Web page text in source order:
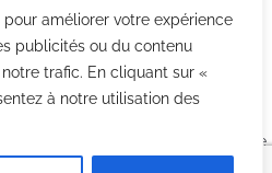
améliorer votre expérience
publicités ou du contenu
trafic. En cliquant sur «
à notre utilisation des
des cookies
CGV
Agence
Com